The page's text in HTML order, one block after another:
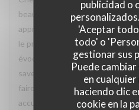
publicidad o
'Aceptar
todo' o
gestionar sus
Puede
en
haciendo clic
cookie en la
beaucoup de plaisir. Nous
apprécié le charme des lieux, la
le professionnalisme et la
évocation d’une cuisine à la
saveurs reflète parfaitement
faire vivre à nos hôtes. Nous
accueillir de nouveau à La